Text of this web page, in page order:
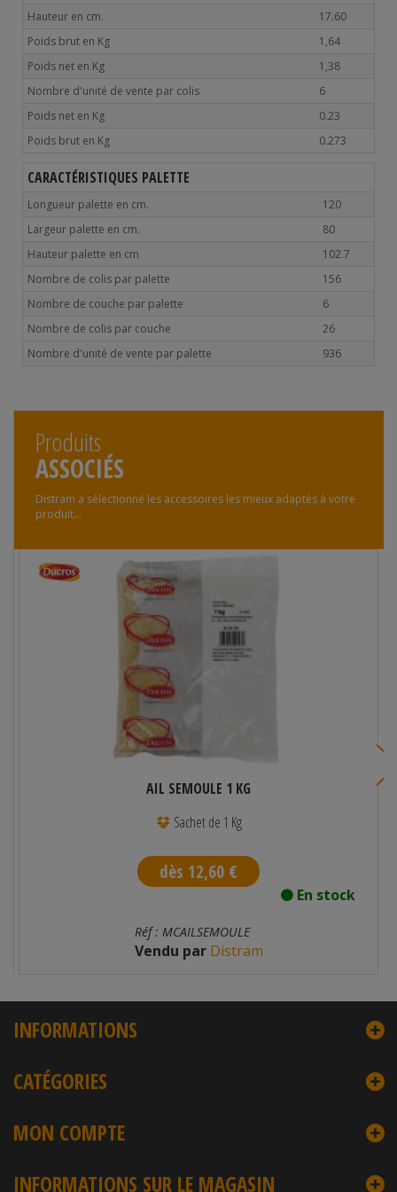
Hauteur en cm.
17.60
Poids brut en Kg
1,64
Poids net en Kg
1,38
Nombre d'unité de vente par colis
6
Poids net en Kg
0.23
Poids brut en Kg
0.273
CARACTÉRISTIQUES PALETTE
Longueur palette en cm.
120
Largeur palette en cm.
80
Hauteur palette en cm
102.7
Nombre de colis par palette
156
Nombre de couche par palette
6
Nombre de colis par couche
26
Nombre d'unité de vente par palette
936
Produits
ASSOCIÉS
Distram a sélectionné les accessoires les mieux adaptés à votre
produit...
AIL SEMOULE 1 KG
Sachet de 1 Kg
dès 12,60 €
En stock
Réf : MCAILSEMOULE
Vendu parDistram
INFORMATIONS
CATÉGORIES
MON COMPTE
INFORMATIONS SUR LE MAGASIN